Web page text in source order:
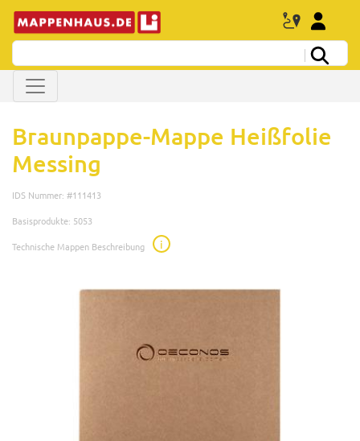
Braunpappe-Mappe Heißfolie
Messing
IDS Nummer: #111413
Basisprodukte: 5053
Technische Mappen Beschreibung
i